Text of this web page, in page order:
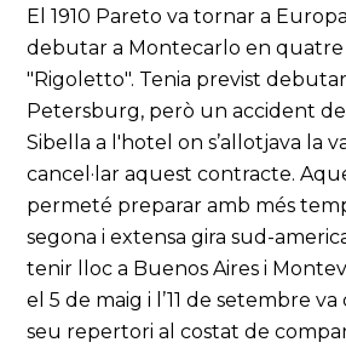
El 1910 Pareto va tornar a
debutar a Montecarlo en
"Rigoletto". Tenia previst
Petersburg, però un accident
Sibella a l'hotel on s’allotjava la
cancel·lar aquest contracte.
permeté preparar amb més
segona i extensa gira sud-
tenir lloc a Buenos Aires i
el 5 de maig i l’11 de setembre
seu repertori al costat de